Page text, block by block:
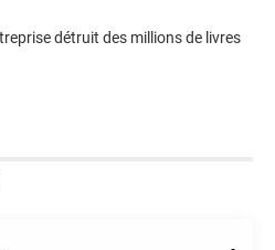
détruit des millions de livres